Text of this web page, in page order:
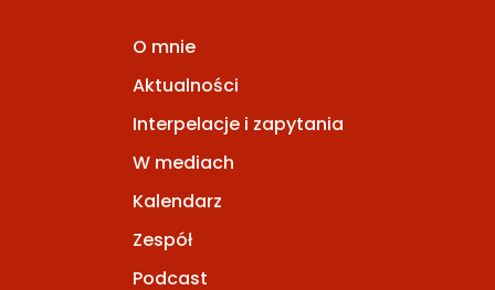
O mnie
Aktualności
Interpelacje i zapytania
W mediach
Kalendarz
Zespół
Podcast